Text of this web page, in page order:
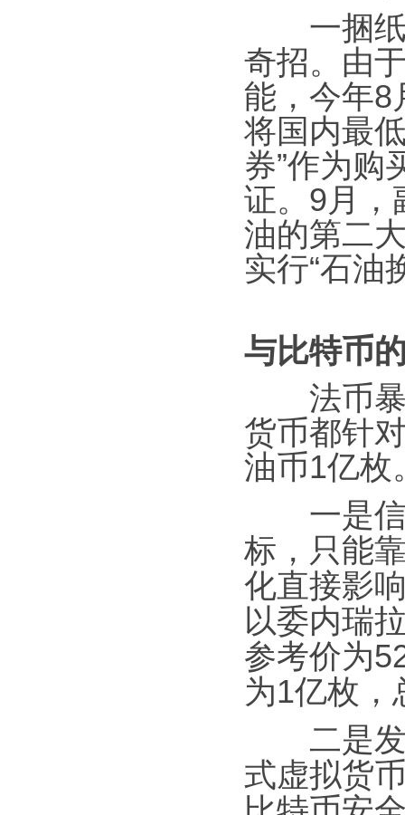
一捆纸
奇招。由
能，今年8
将国内最
券”作为购
证。9月，
油的第二
实行“石油
与比特币
法币暴
货币都针
油币1亿枚
一是信
标，只能
化直接影
以委内瑞
参考价为
为1亿枚，
二是发
式虚拟货